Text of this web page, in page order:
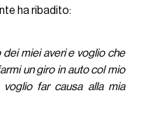
ha ribadito:
miei averi e voglio che
un giro in auto col mio
far causa alla mia